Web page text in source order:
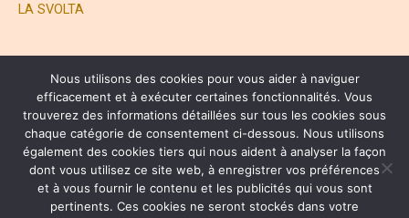
LA SVOLTA
® HENRI JOLI PARTNERS LTD. ALL RIGHTS RESERVED
Copyright © 2026 Henri Joli | 周易
Nous utilisons des cookies pour vous aider à naviguer
efficacement et à exécuter certaines fonctionnalités. Vous
trouverez des informations détaillées sur tous les cookies sous
chaque catégorie de consentement ci-dessous. Nous utilisons
également des cookies tiers qui nous aident à analyser la façon
dont vous utilisez ce site web, à enregistrer vos préférences
et à vous fournir le contenu et les publicités qui vous sont
pertinents. Ces cookies ne seront stockés dans votre